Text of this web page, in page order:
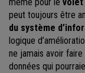
peut toujours être
du système
logique
ne jamais avoir
données qui